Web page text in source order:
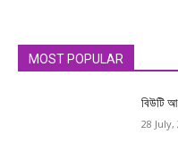
MOST POPULAR
বিউটি
28 July,